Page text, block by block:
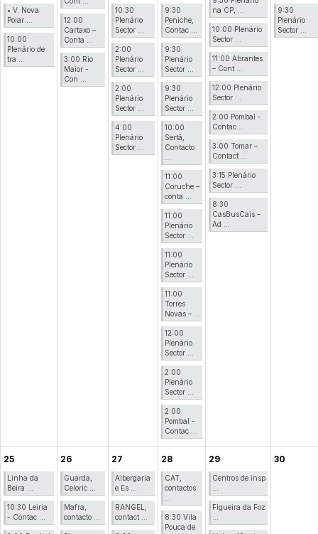
• V. Nova
Poiar ...
10:00
Plenário de
tra ...
12:00
Cartaxo –
Conta ...
3:00 Rio
Maior -
Con ...
10:30
Plenário
Sector ...
2:00
Plenário
Sector ...
2:00
Plenário
Sector ...
4:00
Plenário
Sector ...
9:30
Peniche,
Contac ...
9:30
Plenário
Sector ...
9:30
Plenário
Sector ...
10:00
Sertã,
Contacto
11:00
Coruche –
conta ...
11:00
Plenário
Sector ...
11:00
Plenário
Sector ...
11:00
Torres
Novas – ...
12:00
Plenário
Sector ...
2:00
Plenário
Sector ...
2:00
Pombal -
Contac ...
na CP, ...
10:00 Plenário
Sector ...
11:00 Abrantes
– Cont ...
12:00 Plenário
Sector ...
2:00 Pombal -
Contac ...
3:00 Tomar –
Contact ...
3:15 Plenário
Sector ...
8:30
CasBusCais –
Ad ...
9:30
Plenário
Sector ...
25
Linha da
Beira ...
10:30 Leiria
- Contac ...
26
Guarda,
Celoric ...
Mafra,
contacto ...
27
Albergaria
e Es ...
RANGEL,
contact ...
28
CAT,
contactos
8:30 Vila
Pouca de
29
Centros de insp
Figueira da Foz
30